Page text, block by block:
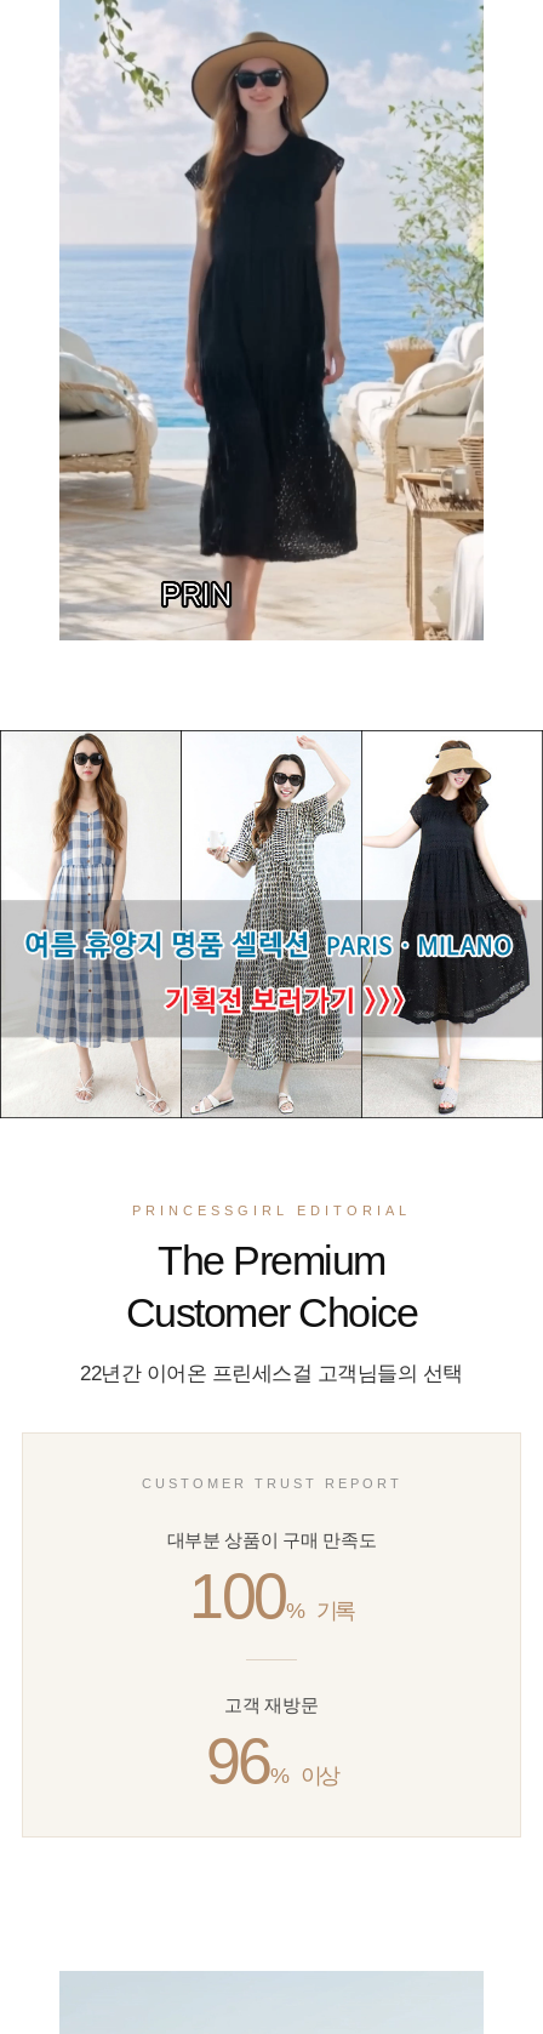
PRINCESSGIRL EDITORIAL
The Premium
Customer Choice
22년간 이어온 프린세스걸 고객님들의 선택
CUSTOMER TRUST REPORT
대부분 상품이 구매 만족도
100% 기록
고객 재방문
96% 이상